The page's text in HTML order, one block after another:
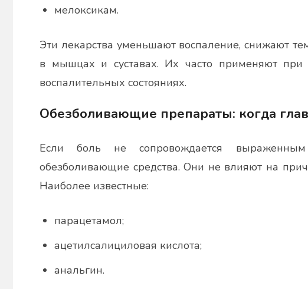
мелоксикам.
Эти лекарства уменьшают воспаление, снижают
в мышцах и суставах. Их часто применяют при
воспалительных состояниях.
Обезболивающие препараты: когда
Если боль не сопровождается
обезболивающие средства. Они не влияют на
Наиболее известные:
парацетамол;
ацетилсалициловая кислота;
анальгин.